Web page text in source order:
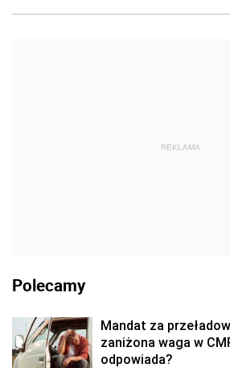
REKLAMA
Polecamy
Mandat za
zaniżona waga w
odpowiada?